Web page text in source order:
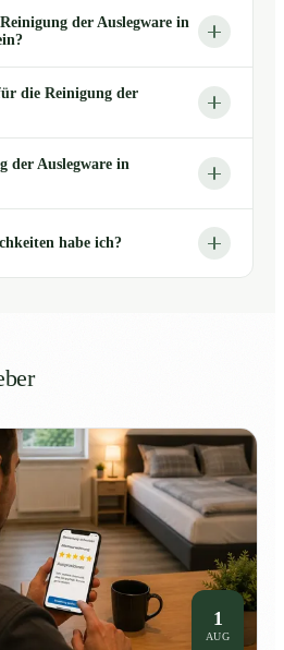
der Auslegware in
die Reinigung der
der Auslegware in
habe ich?
1
AUG